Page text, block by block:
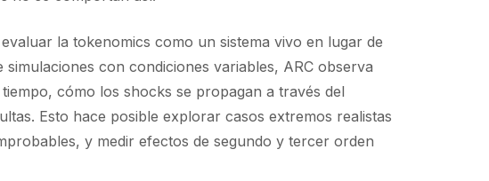
la tokenomics como un sistema vivo en lugar de
con condiciones variables, ARC observa
cómo los shocks se propagan a través del
Esto hace posible explorar casos extremos realistas
y medir efectos de segundo y tercer orden